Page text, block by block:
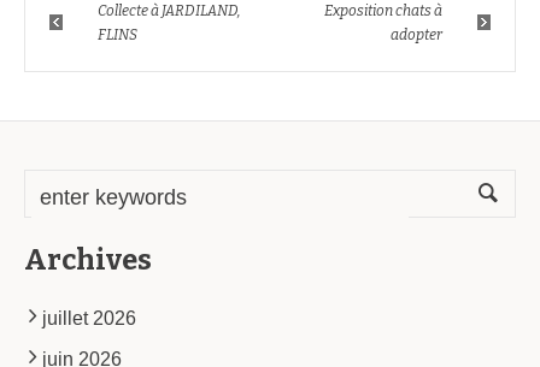
Collecte à JARDILAND,
FLINS
Exposition chats à
adopter
Archives
juillet 2026
juin 2026